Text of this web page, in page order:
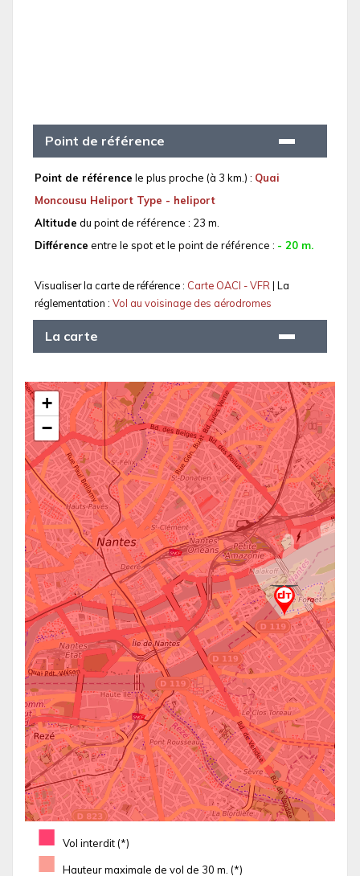
Point de référence
Point de référence le plus proche (à 3 km.) : Quai
Moncousu Heliport Type - heliport
Altitude du point de référence : 23 m.
Différence entre le spot et le point de référence : - 20 m.
Visualiser la carte de référence : Carte OACI - VFR| La
réglementation : Vol au voisinage des aérodromes
La carte
■ Vol interdit (*)
■ Hauteur maximale de vol de 30 m. (*)